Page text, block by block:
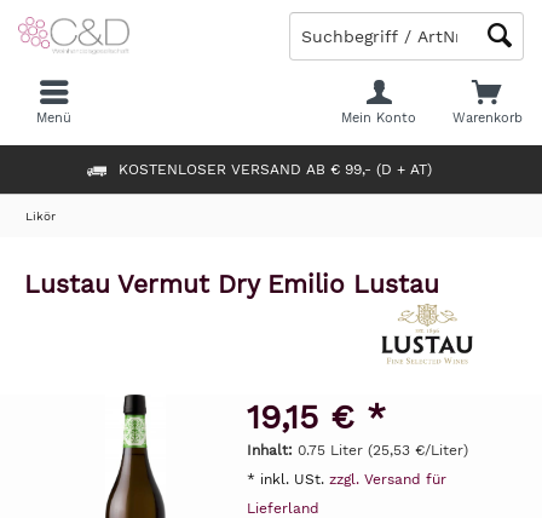
KOSTENLOSER VERSAND AB € 99,- (D + AT)
Warenkorb
Mein Konto
Menü
Likör
Lustau Vermut Dry Emilio Lustau
19,15 € *
Inhalt: 0.75 Liter (25,53 €/Liter)
* inkl. USt. zzgl. Versand für
Lieferland